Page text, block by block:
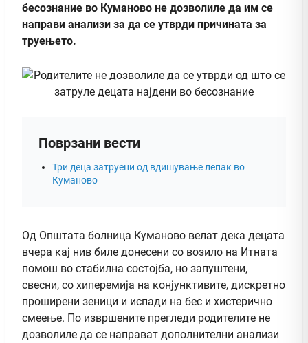
бесознание во Куманово не дозволиле да им се
направи анализи за да се утврди причината за
труењето.
Поврзани вести
Три деца затруени од вдишување лепак во
Куманово
Од Општата болница Куманово велат дека децата
вчера кај нив биле донесени со возило на Итната
помош во стабилна состојба, но запуштени,
свесни, со хиперемија на конјунктивите, дискретно
проширени зеници и испади на бес и хистерично
смеење. По извршените прегледи родителите не
дозволиле да се направат дополнителни анализи